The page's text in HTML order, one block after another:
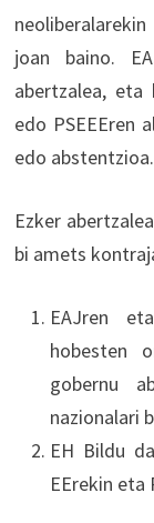
joan baino.
abertzalea,
edo PSEEEren
edo abstentzioa.
Ezker
bi amets
EAJren
hobesten
gobernu
nazionalari
EH Bildu
EErekin eta